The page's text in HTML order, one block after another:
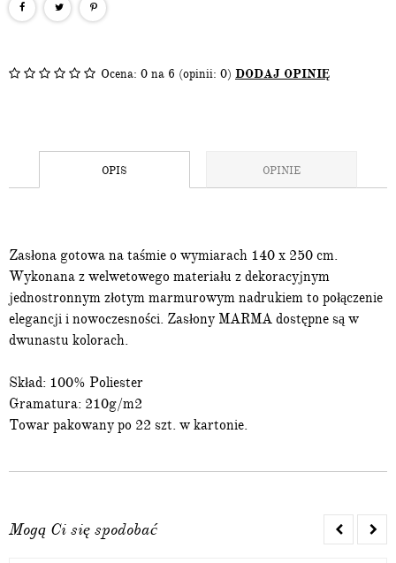
Ocena: 0 na 6 (opinii: 0) DODAJ OPINIĘ
OPIS OPINIE
Zasłona gotowa na taśmie o wymiarach 140 x 250 cm.
Wykonana z welwetowego materiału z dekoracyjnym
jednostronnym złotym marmurowym nadrukiem to połączenie
elegancji i nowoczesności. Zasłony MARMA dostępne są w
dwunastu kolorach.
Skład: 100% Poliester
Gramatura: 210g/m2
Towar pakowany po 22 szt. w kartonie.
Mogą Ci się spodobać